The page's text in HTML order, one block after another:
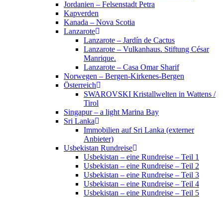
Jordanien – Felsenstadt Petra
Kapverden
Kanada – Nova Scotia
Lanzarote
Lanzarote – Jardín de Cactus
Lanzarote – Vulkanhaus. Stiftung César
Manrique.
Lanzarote – Casa Omar Sharif
Norwegen – Bergen-Kirkenes-Bergen
Österreich
SWAROVSKI Kristallwelten in Wattens /
Tirol
Singapur – a light Marina Bay
Sri Lanka
Immobilien auf Sri Lanka (externer
Anbieter)
Usbekistan Rundreise
Usbekistan – eine Rundreise – Teil 1
Usbekistan – eine Rundreise – Teil 2
Usbekistan – eine Rundreise – Teil 3
Usbekistan – eine Rundreise – Teil 4
Usbekistan – eine Rundreise – Teil 5